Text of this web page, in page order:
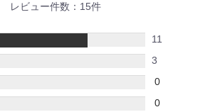
レビュー件数：15件
11
3
0
0